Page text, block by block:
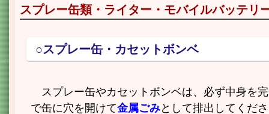
スプレー缶類・ライター・モバイルバッテリ
○スプレー缶・カセットボンベ
スプレー缶やカセットボンベは、必ず中身を完
で缶に穴を開けて金属ごみとして排出してくだ